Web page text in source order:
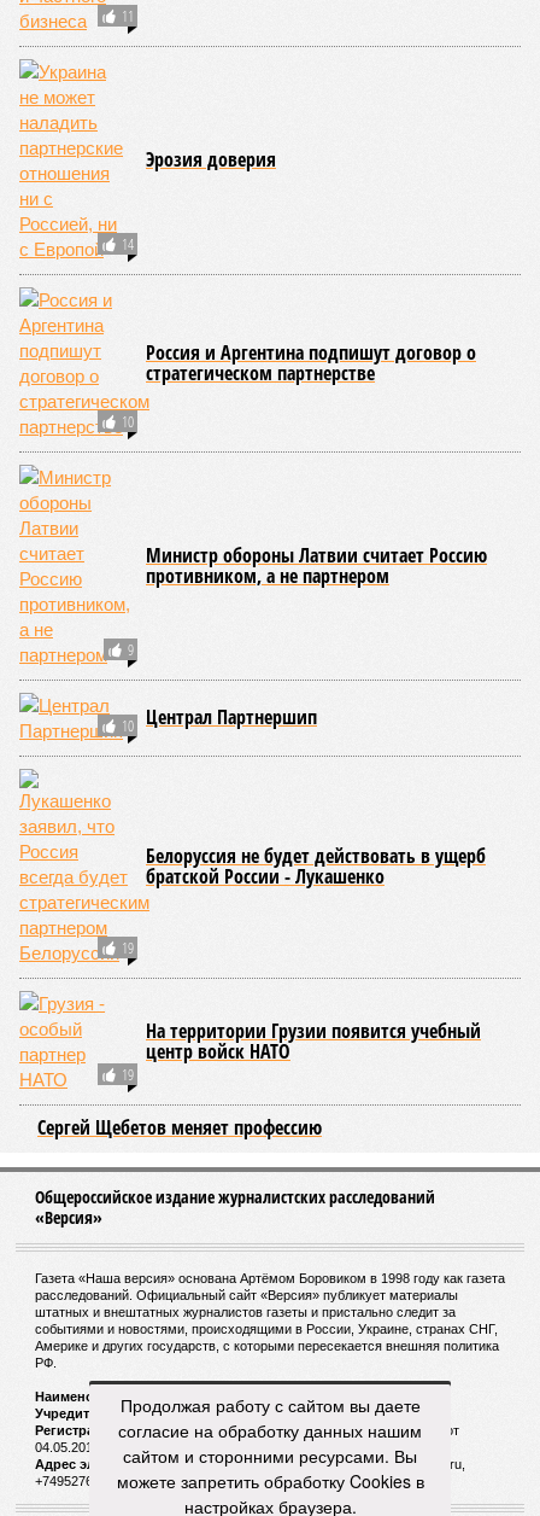
11
14
Эрозия доверия
10
Россия и Аргентина подпишут договор о
стратегическом партнерстве
9
Министр обороны Латвии считает Россию
противником, а не партнером
10 Централ Партнершип
19
Белоруссия не будет действовать в ущерб
братской России - Лукашенко
19
На территории Грузии появится учебный
центр войск НАТО
Сергей Щебетов меняет профессию
Общероссийское издание журналистских расследований
«Версия»
Газета «Наша версия» основана Артёмом Боровиком в 1998 году как газета
расследований. Официальный сайт «Версия» публикует материалы
штатных и внештатных журналистов газеты и пристально следит за
событиями и новостями, происходящими в России, Украине, странах СНГ,
Америке и других государств, с которыми пересекается внешняя политика
РФ.
Наименование:
Учредитель:
ООО «Версия»,Главный редактор:Горевой Р. Г.
Регистрационный номер Роскомнадзора:ЭЛ № ФС 77 - 72681 от
04.05.2018 г.
Адрес электронной почты и телефон редакции:versia@versia.ru,
+74952760348
Продолжая работу с сайтом вы даете
согласие на обработку данных нашим
сайтом и сторонними ресурсами. Вы
можете запретить обработку Cookies в
настройках браузера.